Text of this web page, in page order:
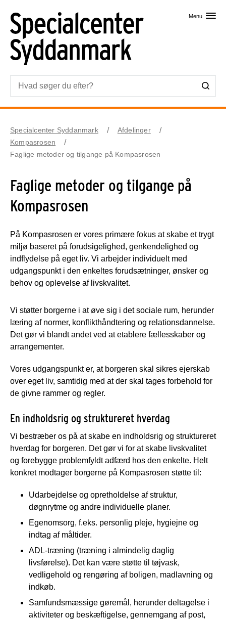
Menu
Specialcenter Syddanmark
Afdelinger
Kompasrosen
Faglige metoder og tilgange på Kompasrosen
Faglige metoder og tilgange på
Kompasrosen
På Kompasrosen er vores primære fokus at skabe et trygt
miljø baseret på forudsigelighed, genkendelighed og
indflydelse på eget liv. Vi arbejder individuelt med
udgangspunkt i den enkeltes forudsætninger, ønsker og
behov og oplevelse af livskvalitet.
Vi støtter borgerne i at øve sig i det sociale rum, herunder
læring af normer, konflikthåndtering og relationsdannelse.
Det gør vi blandt andet ved at etablere fællesskaber og
arrangementer.
Vores udgangspunkt er, at borgeren skal sikres ejerskab
over eget liv, samtidig med at der skal tages forbehold for
de givne rammer og regler.
En indholdsrig og struktureret hverdag
Vi bestræber os på at skabe en indholdsrig og struktureret
hverdag for borgeren. Det gør vi for at skabe livskvalitet
og forebygge problemfyldt adfærd hos den enkelte. Helt
konkret modtager borgerne på Kompasrosen støtte til:
Udarbejdelse og opretholdelse af struktur,
døgnrytme og andre individuelle planer.
Egenomsorg, f.eks. personlig pleje, hygiejne og
indtag af måltider.
ADL-træning (træning i almindelig daglig
livsførelse). Det kan være støtte til tøjvask,
vedligehold og rengøring af boligen, madlavning og
indkøb.
Samfundsmæssige gøremål, herunder deltagelse i
aktiviteter og beskæftigelse, gennemgang af post,